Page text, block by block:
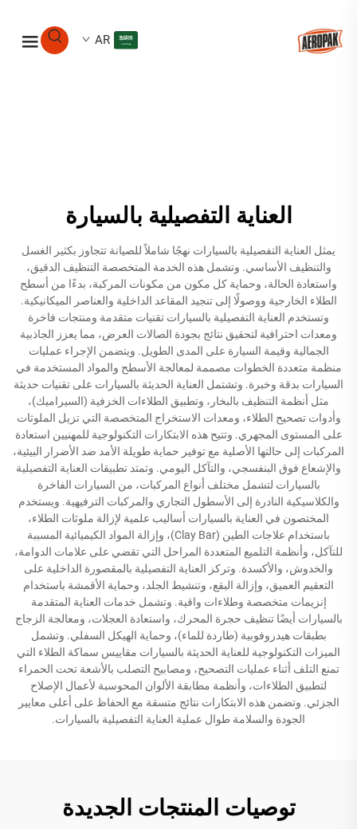
AR
العناية التفصيلية بالسيارة
يمثل العناية التفصيلية بالسيارات نهجًا شاملاً للصيانة تتجاوز بكثير الغسل
والتنظيف الأساسي. وتشمل هذه الخدمة المتخصصة التنظيف الدقيق،
واستعادة الحالة، وحماية كل مكون من مكونات المركبة، بدءًا من أسطح
الطلاء الخارجية ووصولًا إلى تنجيد المقاعد الداخلية والعناصر الميكانيكية.
وتستخدم العناية التفصيلية بالسيارات تقنيات متقدمة ومنتجات فاخرة
ومعدات احترافية لتحقيق نتائج بجودة الصالات العرض، مما يعزز الجاذبية
الجمالية وقيمة السيارة على المدى الطويل. ويتضمن الإجراء عمليات
منظمة متعددة الخطوات مصممة لمعالجة الأسطح والمواد المستخدمة في
السيارات بدقة وخبرة. وتشتمل العناية الحديثة بالسيارات على تقنيات حديثة
مثل أنظمة التنظيف بالبخار، وتطبيق الطلاءات الخزفية (السيراميك)،
وأدوات تصحيح الطلاء، ومعدات الاستخراج المتخصصة التي تزيل الملوثات
على المستوى المجهري. وتتيح هذه الابتكارات التكنولوجية للمهنيين استعادة
المركبات إلى حالتها الأصلية مع توفير حماية طويلة الأمد ضد الأضرار البيئية،
والإشعاع فوق البنفسجي، والتآكل اليومي. وتمتد تطبيقات العناية التفصيلية
بالسيارات لتشمل مختلف أنواع المركبات، من السيارات الفاخرة
والكلاسيكية النادرة إلى الأسطول التجاري والمركبات الترفيهية. ويستخدم
المختصون في العناية بالسيارات أساليب علمية لإزالة ملوثات الطلاء،
باستخدام علاجات الطين (Clay Bar)، وإزالة المواد الكيميائية المسببة
للتآكل، وأنظمة التلميع المتعددة المراحل التي تقضي على علامات الدوامة،
والخدوش، والأكسدة. وتركز العناية التفصيلية بالمقصورة الداخلية على
التعقيم العميق، وإزالة البقع، وتنشيط الجلد، وحماية الأقمشة باستخدام
إنزيمات متخصصة وطلاءات واقية. وتشمل خدمات العناية المتقدمة
بالسيارات أيضًا تنظيف حجرة المحرك، واستعادة العجلات، ومعالجة الزجاج
بطبقات هيدروفوبية (طاردة للماء)، وحماية الهيكل السفلي. وتشمل
الميزات التكنولوجية للعناية الحديثة بالسيارات مقاييس سماكة الطلاء التي
تمنع التلف أثناء عمليات التصحيح، ومصابيح التصلب بالأشعة تحت الحمراء
لتطبيق الطلاءات، وأنظمة مطابقة الألوان المحوسبة لأعمال الإصلاح
الجزئي. وتضمن هذه الابتكارات نتائج متسقة مع الحفاظ على أعلى معايير
الجودة والسلامة طوال عملية العناية التفصيلية بالسيارات.
توصيات المنتجات الجديدة